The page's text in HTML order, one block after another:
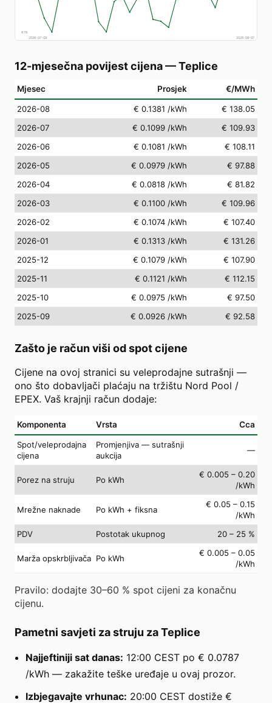
€78
2026-07-09
2026-08-07
12-mjesečna povijest cijena—Teplice
Mjesec Prosjek €/MWh
2026-08 € 0.1381 /kWh
€ 138.05
2026-07
€ 0.1099 /kWh
€ 109.93
2026-06
€ 0.1081 /kWh
€ 108.11
2026-05
€ 0.0979 /kWh
€ 97.88
2026-04
€ 0.0818 /kWh
€ 81.82
2026-03
€ 0.1100 /kWh
€ 109.96
2026-02
€ 0.1074 /kWh
€ 107.40
2026-01
€ 0.1313 /kWh
€ 131.26
2025-12
€ 0.1079 /kWh
€ 107.90
2025-11
€ 0.1121 /kWh
€ 112.15
2025-10
€ 0.0975 /kWh
€ 97.50
2025-09
€ 0.0926 /kWh € 92.58
Zašto je račun viši od spot cijene
Cijene na ovoj stranici su veleprodajne sutrašnji —
ono što dobavljači plaćaju na tržištu Nord Pool /
EPEX. Vaš krajnji račun dodaje:
Komponenta Vrsta Cca
Spot/veleprodajna
cijena
Promjenjiva — sutrašnji
aukcija
—
Porez na struju Po kWh
€ 0.005 – 0.20
/kWh
Mrežne naknade Po kWh + fiksna
€ 0.05 – 0.15
/kWh
PDV
Postotak ukupnog 20 – 25 %
Marža opskrbljivača Po kWh
€ 0.005 – 0.05
/kWh
Pravilo: dodajte 30–60 % spot cijeni za konačnu
cijenu.
Pametni savjeti za struju za Teplice
Najjeftiniji sat danas: 12:00 CEST po € 0.0787
/kWh — zakažite teške uređaje u ovaj prozor.
Izbjegavajte vrhunac: 20:00 CEST dostiže €